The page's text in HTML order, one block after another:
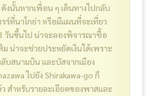
งนั้นหากเพื่อน ๆ เดินทางไปกลับ
ร์ที่นาโกย่า หรือมีแผนที่จะเที่ยว
วันขึ้นไป น่าจะลองพิจารณาซื้อ
ม น่าจะช่วยประหยัดเงินได้เพราะ
บสนามบิน และบัสจากเมือง
ไปยัง Shirakawa-go ก็
สำหรับรายละเอียดของพาสและ